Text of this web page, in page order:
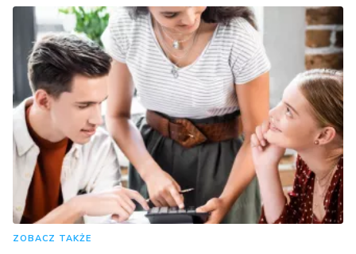
ZOBACZ TAKŻE